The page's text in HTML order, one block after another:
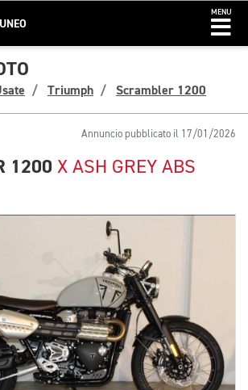
MENU
Triumph Scrambler 1200
Annuncio pubblicato il 17/01/2026
1200 X ASH GREY ABS